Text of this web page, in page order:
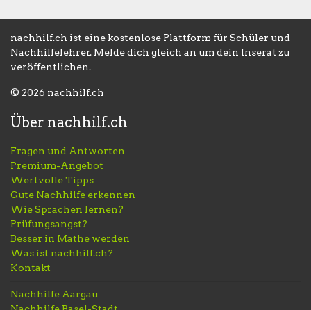
nachhilf.ch ist eine kostenlose Plattform für Schüler und
Nachhilfelehrer. Melde dich gleich an um dein Inserat zu
veröffentlichen.
© 2026 nachhilf.ch
Über nachhilf.ch
Fragen und Antworten
Premium-Angebot
Wertvolle Tipps
Gute Nachhilfe erkennen
Wie Sprachen lernen?
Prüfungsangst?
Besser in Mathe werden
Was ist nachhilf.ch?
Kontakt
Nachhilfe Aargau